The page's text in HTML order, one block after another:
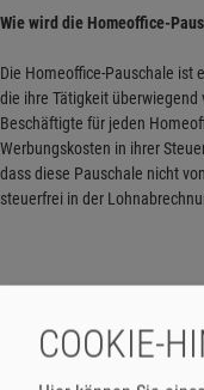
Wie wird die Homeoffice-
Die Homeoffice-Pauschale ist
die ihre Tätigkeit überwiegend
Beschäftigte für jeden
Werbungskosten in ihrer
dass diese Pauschale nicht
steuerfrei in der
im Rahmen der privaten
COOKIE-